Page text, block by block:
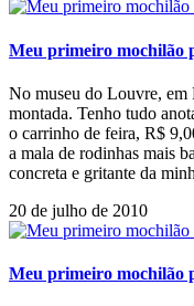
Meu primeiro mochilão
No museu do Louvre, em
montada. Tenho tudo
o carrinho de feira, R$
a mala de rodinhas mais
concreta e gritante da
20 de julho de 2010
Meu primeiro mochilão